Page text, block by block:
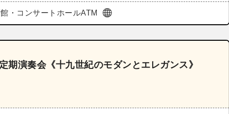
・コンサートホールATM
期演奏会《十九世紀のモダンとエレガンス》